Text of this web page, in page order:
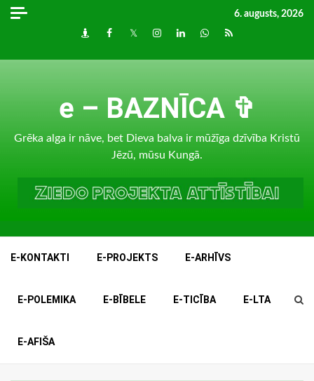
Skip
6. augusts, 2026
DraugiemFacebook
TwitterInstagram
LinkedInwhatsapp
RSS
e – BAZNĪCA ✞
Grēka alga ir nāve, bet Dieva balva ir mūžīga dzīvība Kristū
Jēzū, mūsu Kungā.
E-KONTAKTI E-PROJEKTS E-ARHĪVS
E-POLEMIKA E-BĪBELE E-TICĪBA E-LTA
E-AFIŠA